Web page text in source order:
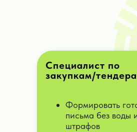
Специалист по
закупкам/
Формировать
письма без воды
штрафов